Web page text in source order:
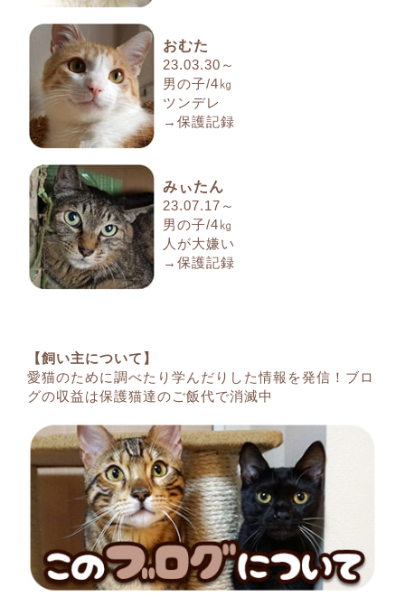
おむた
23.03.30～
男の子/4㎏
ツンデレ
→保護記録
みぃたん
23.07.17～
男の子/4㎏
人が大嫌い
→保護記録
【飼い主について】
愛猫のために調べたり学んだりした情報を発信！ブロ
グの収益は保護猫達のご飯代で消滅中